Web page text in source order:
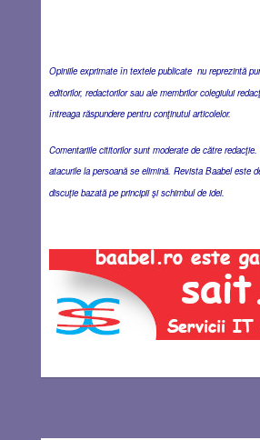
Opiniile exprimate în textele publicate nu reprezintă
editorilor, redactorilor sau ale membrilor colegiului
întreaga răspundere pentru conţinutul articolelor.
Comentariile cititorilor sunt moderate de către
atacurile la persoană se elimină. Revista Baabel este
discuţie bazată pe principii şi schimbul de idei.